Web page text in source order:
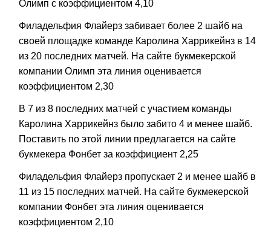
Олимп с коэффициентом 4,10
Филадельфия Флайерз забивает более 2 шайб на
своей площадке команде Каролина Харрикейнз в 14
из 20 последних матчей. На сайте букмекерской
компании Олимп эта линия оценивается
коэффициентом 2,30
В 7 из 8 последних матчей с участием команды
Каролина Харрикейнз было забито 4 и менее шайб.
Поставить по этой линии предлагается на сайте
букмекера Фонбет за коэффициент 2,25
Филадельфия Флайерз пропускает 2 и менее шайб в
11 из 15 последних матчей. На сайте букмекерской
компании Фонбет эта линия оценивается
коэффициентом 2,10